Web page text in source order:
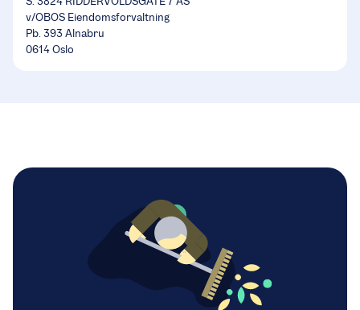
v/OBOS Eiendomsforvaltning
Pb. 393 Alnabru
0614 Oslo